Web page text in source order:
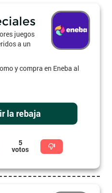
juegos
a un
y compra en Eneba al
la rebaja
5
votos